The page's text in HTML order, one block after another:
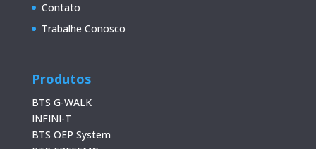
Contato
Trabalhe Conosco
Produtos
BTS G-WALK
INFINI-T
BTS OEP System